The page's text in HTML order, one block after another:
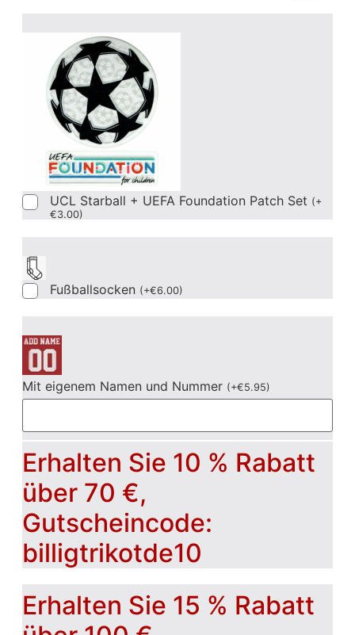
UCL Starball + UEFA Foundation Patch Set (+
€3.00)
Fußballsocken (+€6.00)
Mit eigenem Namen und Nummer (+€5.95)
Erhalten Sie 10 % Rabatt
über 70 €,
Gutscheincode:
billigtrikotde10
Erhalten Sie 15 % Rabatt